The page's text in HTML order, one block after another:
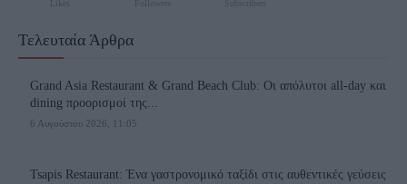
Τελευταία Άρθρα
Grand Asia Restaurant & Grand Beach Club: Οι απόλυτοι all-day και
dining προορισμοί της...
6 Αυγούστου 2026, 11:05
Tsapis Restaurant: Ένα γαστρονομικό ταξίδι στις αυθεντικές γεύσεις